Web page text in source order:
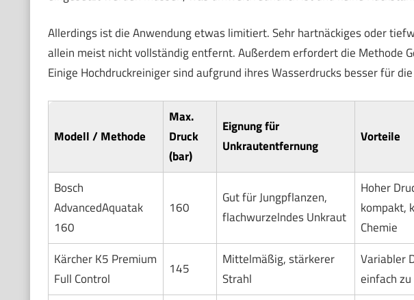
Allerdings ist die Anwendung etwas limitiert. Sehr hartnäckiges oder
allein meist nicht vollständig entfernt. Außerdem erfordert die Methode
Einige Hochdruckreiniger sind aufgrund ihres Wasserdrucks besser für
Modell / Methode
Max.
Druck
(bar)
Eignung für
Unkrautentfernung
Vorteile
Bosch
AdvancedAquatak
160
160
Gut für Jungpflanzen,
flachwurzelndes Unkraut
Hoher
kompakt,
Chemie
Kärcher K5 Premium
Full Control
145
Mittelmäßig, stärkerer
Strahl
Variabler
einfach